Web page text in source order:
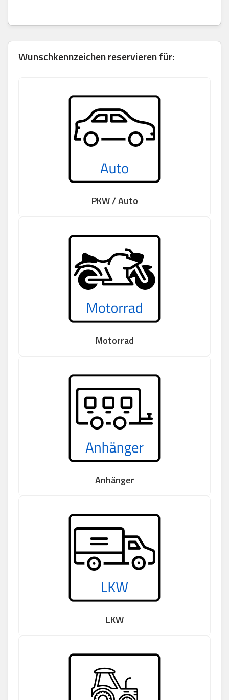
Wunschkennzeichen reservieren für:
PKW / Auto
Motorrad
Anhänger
LKW